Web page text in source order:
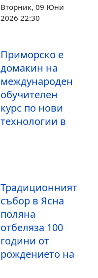
Вторник, 09 Юни
2026 22:30
Приморско е
домакин на
международен
обучителен
курс по нови
технологии в
Традиционният
събор в Ясна
поляна
отбеляза 100
години от
рождението на